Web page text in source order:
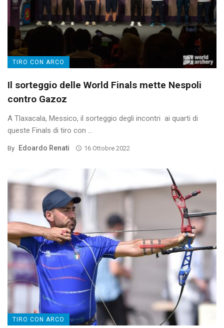
TIRO CON ARCO
Il sorteggio delle World Finals mette Nespoli
contro Gazoz
A Tlaxacala, Messico, il sorteggio degli incontri ai quarti di
queste Finals di tiro con ...
By Edoardo Renati 16 Ottobre 2022
TIRO CON ARCO